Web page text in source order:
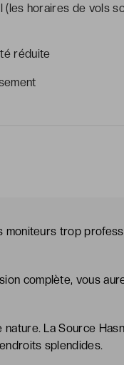
horaires de vols
réduite
moniteurs trop
complète, vous
La Source
splendides.